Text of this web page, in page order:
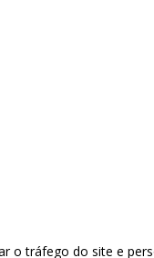
o tráfego do site e